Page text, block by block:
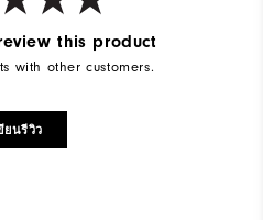
this product
with other customers.
ยนรีวิว